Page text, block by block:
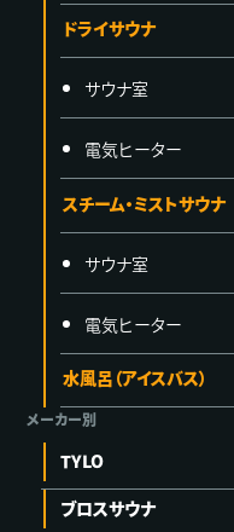
ドライサウナ
サウナ室
電気ヒーター
スチーム・ミストサウナ
サウナ室
電気ヒーター
水風呂（アイスバス）
メーカー別
TYLO
ブロスサウナ